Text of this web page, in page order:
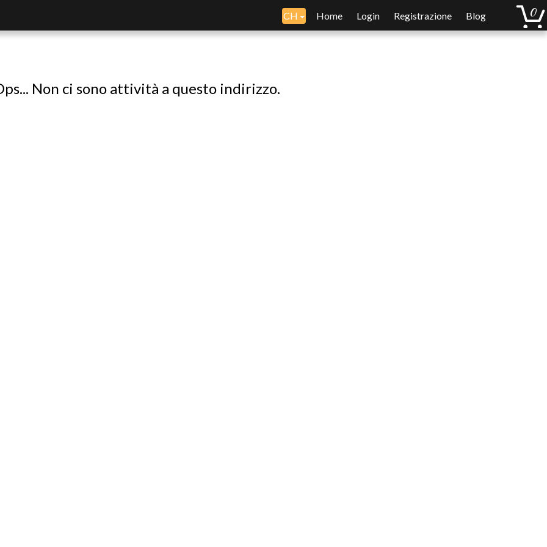
CH Home Login Registrazione Blog
Non ci sono attività a questo indirizzo.